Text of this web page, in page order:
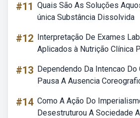
#11 Quais São As Soluções
única Substância Dissolvida
#12 Interpretação De Exames
Aplicados à Nutrição Clínica
#13 Dependendo Da Intencao Do
Pausa A Ausencia
#14 Como A Ação Do
Desestruturou A Sociedade